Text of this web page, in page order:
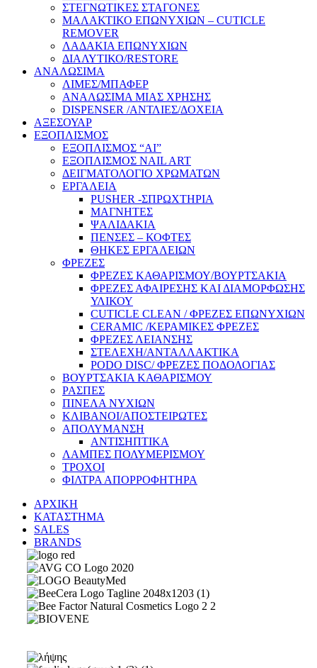
ΣΤΕΓΝΩΤΙΚΕΣ ΣΤΑΓΟΝΕΣ
ΜΑΛΑΚΤΙΚΟ ΕΠΩΝΥΧΙΩΝ – CUTICLE
REMOVER
ΛΑΔΑΚΙΑ ΕΠΩΝΥΧΙΩΝ
ΔΙΑΛΥΤΙΚΟ/RESTORE
ΑΝΑΛΩΣΙΜΑ
ΛΙΜΕΣ/ΜΠΑΦΕΡ
ΑΝΑΛΩΣΙΜΑ ΜΙΑΣ ΧΡΗΣΗΣ
DISPENSER /ΑΝΤΛΙΕΣ/ΔΟΧΕΙΑ
ΑΞΕΣΟΥΑΡ
ΕΞΟΠΛΙΣΜΟΣ
ΕΞΟΠΛΙΣΜΟΣ “AI”
ΕΞΟΠΛΙΣΜΟΣ NAIL ART
ΔΕΙΓΜΑΤΟΛΟΓΙΟ ΧΡΩΜΑΤΩΝ
ΕΡΓΑΛΕΙΑ
PUSHER -ΣΠΡΩΧΤΗΡΙΑ
ΜΑΓΝΗΤΕΣ
ΨΑΛΙΔΑΚΙΑ
ΠΕΝΣΕΣ – ΚΟΦΤΕΣ
ΘΗΚΕΣ ΕΡΓΑΛΕΙΩΝ
ΦΡΕΖΕΣ
ΦΡΕΖΕΣ ΚΑΘΑΡΙΣΜΟΥ/ΒΟΥΡΤΣΑΚΙΑ
ΦΡΕΖΕΣ ΑΦΑΙΡΕΣΗΣ ΚΑΙ ΔΙΑΜΟΡΦΩΣΗΣ
ΥΛΙΚΟΥ
CUTICLE CLEAN / ΦΡΕΖΕΣ ΕΠΩΝΥΧΙΩΝ
CERAMIC /ΚΕΡΑΜΙΚΕΣ ΦΡΕΖΕΣ
ΦΡΕΖΕΣ ΛΕΙΑΝΣΗΣ
ΣΤΕΛΕΧΗ/ΑΝΤΑΛΛΑΚΤΙΚΑ
PODO DISC/ ΦΡΕΖΕΣ ΠΟΔΟΛΟΓΙΑΣ
ΒΟΥΡΤΣΑΚΙΑ ΚΑΘΑΡΙΣΜΟΥ
ΡΑΣΠΕΣ
ΠΙΝΕΛΑ ΝΥΧΙΩΝ
ΚΛΙΒΑΝΟΙ/ΑΠΟΣΤΕΙΡΩΤΕΣ
ΑΠΟΛΥΜΑΝΣΗ
ΑΝΤΙΣΗΠΤΙΚΑ
ΛΑΜΠΕΣ ΠΟΛΥΜΕΡΙΣΜΟΥ
ΤΡΟΧΟΙ
ΦΙΛΤΡΑ ΑΠΟΡΡΟΦΗΤΗΡΑ
ΑΡΧΙΚΗ
ΚΑΤΑΣΤΗΜΑ
SALES
BRANDS